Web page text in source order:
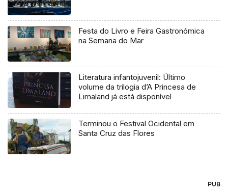
Festa do Livro e Feira Gastronómica
na Semana do Mar
Literatura infantojuvenil: Último
volume da trilogia d’A Princesa de
Limaland já está disponível
Terminou o Festival Ocidental em
Santa Cruz das Flores
PUB